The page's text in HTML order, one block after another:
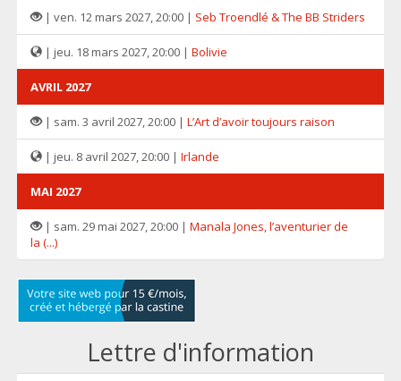
| ven. 12 mars 2027, 20:00 | Seb Troendlé & The BB Striders
| jeu. 18 mars 2027, 20:00 | Bolivie
AVRIL 2027
| sam. 3 avril 2027, 20:00 | L’Art d’avoir toujours raison
| jeu. 8 avril 2027, 20:00 | Irlande
MAI 2027
| sam. 29 mai 2027, 20:00 | Manala Jones, l’aventurier de
la (...)
Lettre d'information